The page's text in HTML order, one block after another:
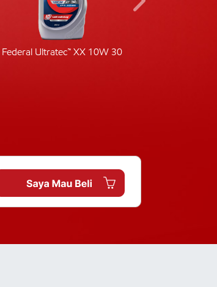
Federal Ultratec™ XX 10W 30